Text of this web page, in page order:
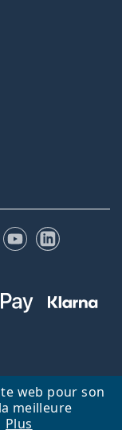
web pour son
meilleure
Plus
YouTubeLinkedIn